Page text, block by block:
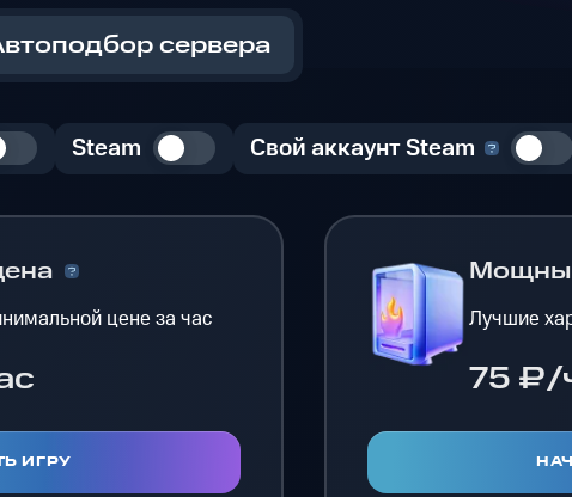
сервера
Steam Свой аккаунт Steam
цене за час
ИГРУ
Лучшие
75 ₽/